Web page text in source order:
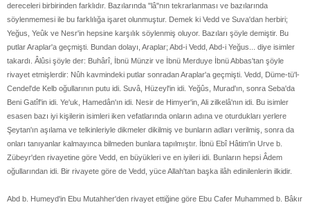
dereceleri birbirinden farklıdır. Bazılarında "lâ"nın tekrarlanması ve bazılarında
söylenmemesi ile bu farklılığa işaret olunmuştur. Demek ki Vedd ve Suva'dan herbiri;
Yeğus, Yeûk ve Nesr'in hepsine karşılık söylenmiş oluyor. Bazıları şöyle demiştir. Bu
putlar Araplar'a geçmişti. Bundan dolayı, Araplar; Abd-i Vedd, Abd-i Yeğus... diye isimler
takardı. Âlûsi şöyle der: Buhârî, İbnü Münzir ve İbnü Merduye İbnü Abbas'tan şöyle
rivayet etmişlerdir: Nûh kavmindeki putlar sonradan Araplar'a geçmişti. Vedd, Düme-tü'l-
Cendel'de Kelb oğullarının putu idi. Suvâ, Hüzeyl'in idi. Yeğûs, Murad'ın, sonra Seba'da
Beni Gatîf'in idi. Ye'uk, Hamedân'ın idi. Nesir de Himyer'in, Ali zilkelâ'nın idi. Bu isimler
esasen bazı iyi kişilerin isimleri iken vefatlarında onların adına ve oturdukları yerlere
Şeytan'ın aşılama ve telkinleriyle dikmeler dikilmiş ve bunların adları verilmiş, sonra da
onları tanıyanlar kalmayınca bilmeden bunlara tapılmıştır. İbnü Ebî Hâtim'in Urve b.
Zübeyr'den rivayetine göre Vedd, en büyükleri ve en iyileri idi. Bunların hepsi Âdem
oğullarından idi. Bir rivayete göre de Vedd, yüce Allah'tan başka ilâh edinilenlerin ilkidir.
Abd b. Humeyd'in Ebu Mutahher'den rivayet ettiğine göre Ebu Cafer Muhammed b. Bâkır